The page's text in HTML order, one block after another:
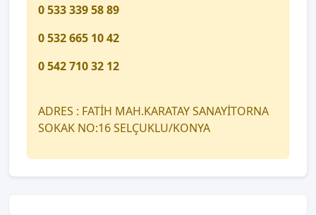
0 533 339 58 89
0 532 665 10 42
0 542 710 32 12
ADRES : FATİH MAH.KARATAY SANAYİTORNA
SOKAK NO:16 SELÇUKLU/KONYA